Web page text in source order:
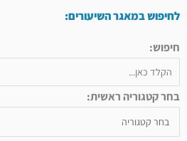
לחיפוש במאגר השיעורים:
חיפוש:
בחר קטגוריה ראשית: